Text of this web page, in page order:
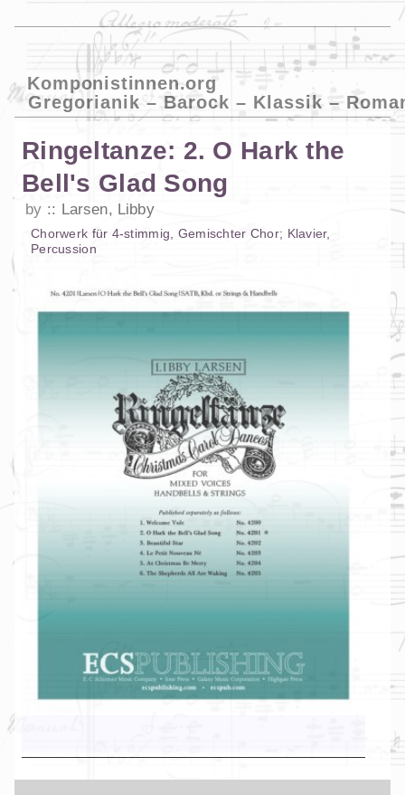
Komponistinnen.org
Gregorianik – Barock – Klassik –
Ringeltanze: 2. O Hark the
Bell's Glad Song
by Larsen, Libby
Chorwerk für 4-stimmig Gemischter Chor; Klavier,
Percussion